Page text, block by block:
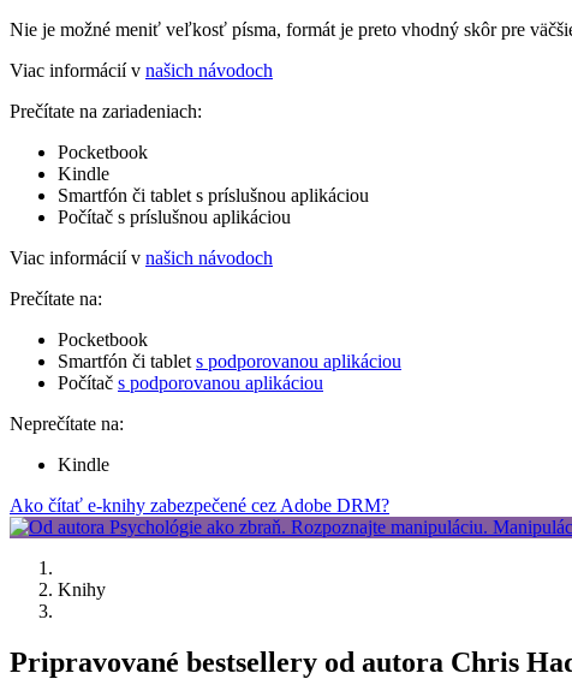
Nie je možné meniť veľkosť písma, formát je preto vhodný skôr pre
Viac informácií v našich návodoch
Prečítate na zariadeniach:
Pocketbook
Kindle
Smartfón či tablet s príslušnou aplikáciou
Počítač s príslušnou aplikáciou
Viac informácií v našich návodoch
Prečítate na:
Pocketbook
Smartfón či tablet s podporovanou aplikáciou
Počítač s podporovanou aplikáciou
Neprečítate na:
Kindle
Ako čítať e-knihy zabezpečené cez Adobe DRM?
Knihy
Pripravované bestsellery od autora Chris